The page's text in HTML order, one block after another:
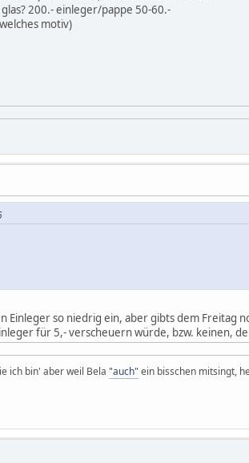
200.- einleger/pappe 50-60.-
motiv)
Einleger so niedrig ein, aber gibts dem Freitag
für 5,- verscheuern würde, bzw. keinen,
ich bin' aber weil Bela "auch" ein bisschen mitsingt,